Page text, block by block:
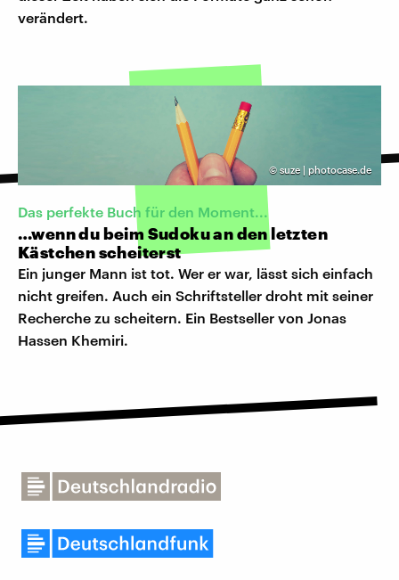
verändert.
© suze | photocase.de
Das perfekte Buch für den Moment...
…wenn du beim Sudoku an den letzten
Kästchen scheiterst
Ein junger Mann ist tot. Wer er war, lässt sich einfach
nicht greifen. Auch ein Schriftsteller droht mit seiner
Recherche zu scheitern. Ein Bestseller von Jonas
Hassen Khemiri.